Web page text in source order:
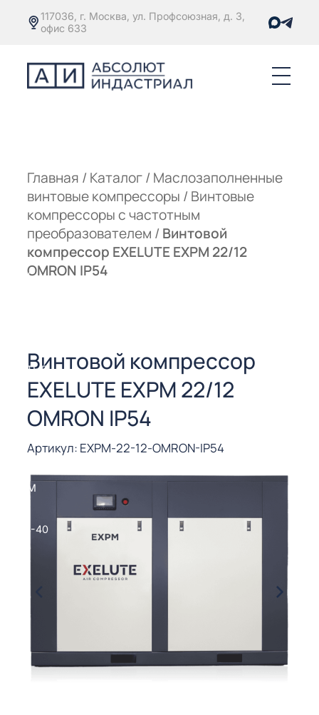
117036, г. Москва, ул. Профсоюзная, д. 3,
офис 633
Главная / Каталог/ Маслозаполненные
винтовые компрессоры / Винтовые
компрессоры с частотным
преобразователем / Винтовой
компрессор EXELUTE EXPM 22/12
OMRON IP54
Винтовой компрессор
EXELUTE EXPM 22/12
OMRON IP54
Артикул: EXPM-22-12-OMRON-IP54
С
(3-40